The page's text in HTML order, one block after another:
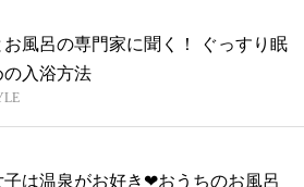
お風呂の専門家に聞く！ ぐっすり眠
の入浴方法
子は温泉がお好き❤おうちのお風呂